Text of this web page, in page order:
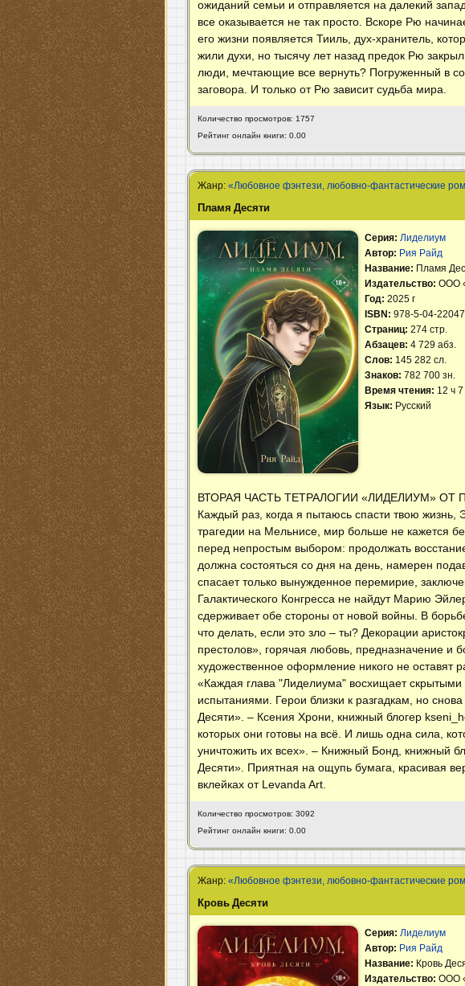
ожиданий семьи и отправляется на далекий
все оказывается не так просто. Вскоре Рю
его жизни появляется Тииль, дух-хранитель,
жили духи, но тысячу лет назад предок Рю
люди, мечтающие все вернуть? Погруженный в
заговора. И только от Рю зависит судьба мира.
Количество просмотров: 1757
Рейтинг онлайн книги: 0.00
Жанр:«Любовное фэнтези, любовно-фантастические
Пламя Десяти
Серия: Лиделиум
Автор: Рия Райд
Название: Пламя
Издательство:ООО
Год:2025 г
ISBN:978-5-04-
Страниц:274 стр.
Абзацев:4 729 абз.
Слов: 145 282 сл.
Знаков:782 700 зн.
Время чтения: 12 ч
Язык: Русский
ВТОРАЯ ЧАСТЬ ТЕТРАЛОГИИ «ЛИДЕЛИУМ»
Каждый раз, когда я пытаюсь спасти твою
трагедии на Мельнисе, мир больше не кажется
перед непростым выбором: продолжать
должна состояться со дня на день, намерен
спасает только вынужденное перемирие,
Галактического Конгресса не найдут Марию
сдерживает обе стороны от новой войны. В
что делать, если это зло – ты? Декорации
престолов», горячая любовь, предназначение и
художественное оформление никого не
«Каждая глава "Лиделиума" восхищает
испытаниями. Герои близки к разгадкам, но
Десяти». – Ксения Хрони, книжный блогер
которых они готовы на всё. И лишь одна сила,
уничтожить их всех». – Книжный Бонд, книжный
Десяти». Приятная на ощупь бумага, красивая
вклейках от Levanda Art.
Количество просмотров: 3092
Рейтинг онлайн книги: 0.00
Жанр:«Любовное фэнтези, любовно-фантастические
Кровь Десяти
Серия:Лиделиум
Автор: Рия Райд
Название: Кровь
Издательство:ООО